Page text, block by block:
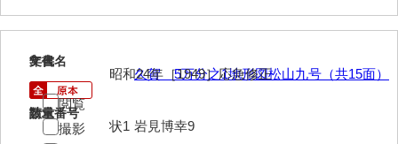
小川五郎収集史料
尾崎家文書
小沢家文書（阿東町）
9
文書名
久賀 5万分之1地形図松山九号（共15面）
請求番号
岩見博幸9
年代
昭和24年［1949］応急修正
数量
状1
閲覧
撮影